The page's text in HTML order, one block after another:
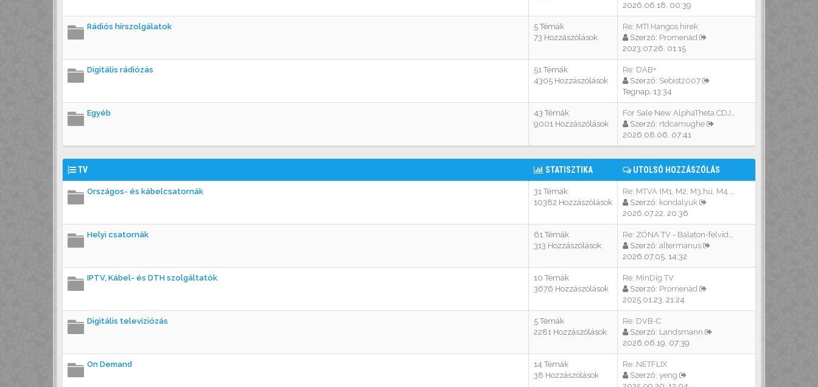
2026.06.18. 00:39
Rádiós hírszolgálatok
5 Témák
73 Hozzászólások
Re: MTI Hangos hírek
Szerző: Promenád
2023.07.26. 01:15
Digitális rádiózás
51 Témák
4305 Hozzászólások
Re: DAB+
Szerző: Sebist2007
Tegnap, 13:34
Egyéb
43 Témák
9001 Hozzászólások
For Sale New AlphaTheta CDJ-1…
Szerző: rtdcamughe
2026.08.06. 07:41
TV STATISZTIKA UTOLSÓ HOZZÁSZÓLÁS
Országos- és kábelcsatornák
31 Témák
10382 Hozzászólások
Re: MTVA (M1, M2, M3.hu, M4 S…
Szerző: kondalyuk
2026.07.22. 20:36
Helyi csatornák
61 Témák
313 Hozzászólások
Re: ZÓNA TV - Balaton-felvidék
Szerző: altermanus
2026.07.05. 14:32
IPTV, Kábel- és DTH szolgáltatók
10 Témák
3676 Hozzászólások
Re: MinDig TV
Szerző: Promenád
2025.01.23. 21:24
Digitális televíziózás
5 Témák
2281 Hozzászólások
Re: DVB-C
Szerző: Landsmann
2026.06.19. 07:39
On Demand
14 Témák
38 Hozzászólások
Re: NETFLIX
Szerző: yeng